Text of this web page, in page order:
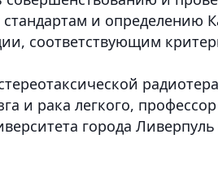
и определению
соответствующим
и рака легкого, профессор
города